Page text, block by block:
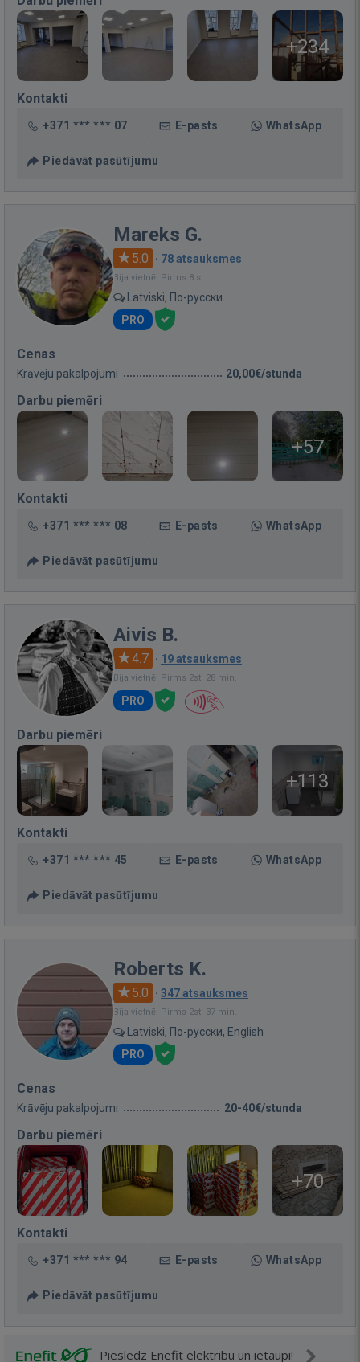
+234
Kontakti
+371 *** *** 07 E-pasts WhatsApp
Piedāvāt pasūtījumu
Mareks G.
5.0 · 78 atsauksmes
Bija vietnē: Pirms 8 st.
Latviski, По-русски
PRO
Cenas
Krāvēju pakalpojumi 20,00€/stunda
Darbu piemēri
+57
Kontakti
+371 *** *** 08 E-pasts WhatsApp
Piedāvāt pasūtījumu
Aivis B.
4.7 · 19 atsauksmes
Bija vietnē: Pirms 2st. 28 min.
PRO
Darbu piemēri
+113
Kontakti
+371 *** *** 45 E-pasts WhatsApp
Piedāvāt pasūtījumu
Roberts K.
5.0 · 347 atsauksmes
Bija vietnē: Pirms 2st. 37 min.
Latviski, По-русски, English
PRO
Cenas
Krāvēju pakalpojumi 20-40€/stunda
Darbu piemēri
+70
Kontakti
+371 *** *** 94 E-pasts WhatsApp
Piedāvāt pasūtījumu
Pieslēdz Enefit elektrību un ietaupi!